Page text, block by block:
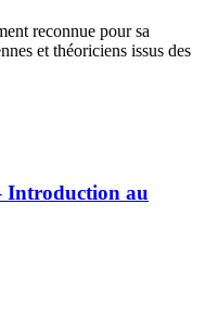
reconnue pour sa
et théoriciens issus des
Introduction au